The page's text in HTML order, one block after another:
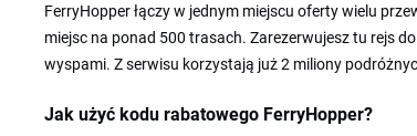
FerryHopper łączy w jednym miejscu oferty wielu
miejsc na ponad 500 trasach. Zarezerwujesz tu rejs
wyspami. Z serwisu korzystają już 2 miliony
Jak użyć kodu rabatowego FerryHopper?